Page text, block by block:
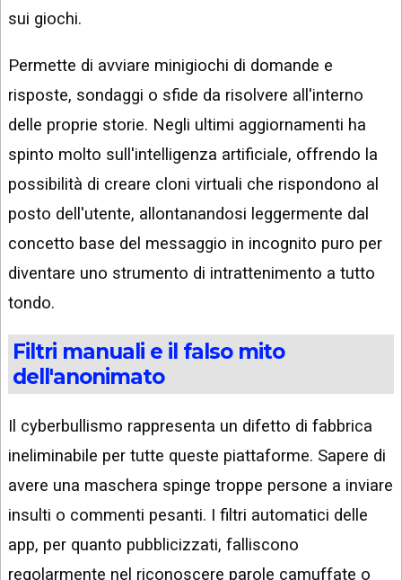
sui giochi.
Permette di avviare minigiochi di domande e
risposte, sondaggi o sfide da risolvere all'interno
delle proprie storie. Negli ultimi aggiornamenti ha
spinto molto sull'intelligenza artificiale, offrendo la
possibilità di creare cloni virtuali che rispondono al
posto dell'utente, allontanandosi leggermente dal
concetto base del messaggio in incognito puro per
diventare uno strumento di intrattenimento a tutto
tondo.
Filtri manuali e il falso mito
dell'anonimato
Il cyberbullismo rappresenta un difetto di fabbrica
ineliminabile per tutte queste piattaforme. Sapere di
avere una maschera spinge troppe persone a inviare
insulti o commenti pesanti. I filtri automatici delle
app, per quanto pubblicizzati, falliscono
regolarmente nel riconoscere parole camuffate o